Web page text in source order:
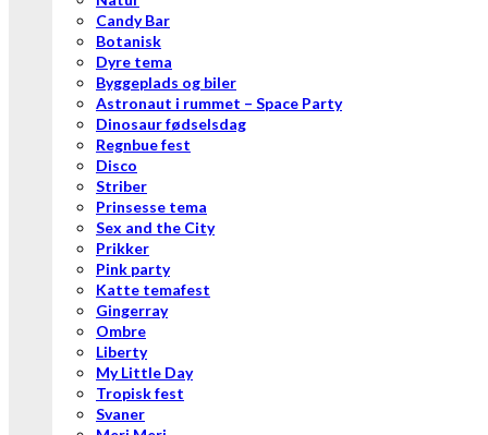
Candy Bar
Botanisk
Dyre tema
Byggeplads og biler
Astronaut i rummet – Space Party
Dinosaur fødselsdag
Regnbue fest
Disco
Striber
Prinsesse tema
Sex and the City
Prikker
Pink party
Katte temafest
Gingerray
Ombre
Liberty
My Little Day
Tropisk fest
Svaner